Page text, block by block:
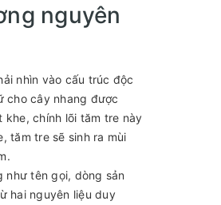
nguyên
nhìn vào cấu trúc độc
cho cây nhang được
chính lõi tăm tre này
tăm tre sẽ sinh ra mùi
như tên gọi, dòng sản
hai nguyên liệu duy